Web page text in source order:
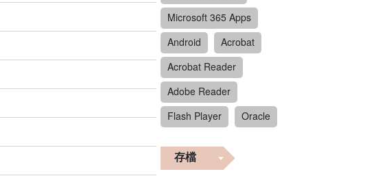
Microsoft 365 Apps
Android
Acrobat
Acrobat Reader
Adobe Reader
Flash Player
Oracle
存檔